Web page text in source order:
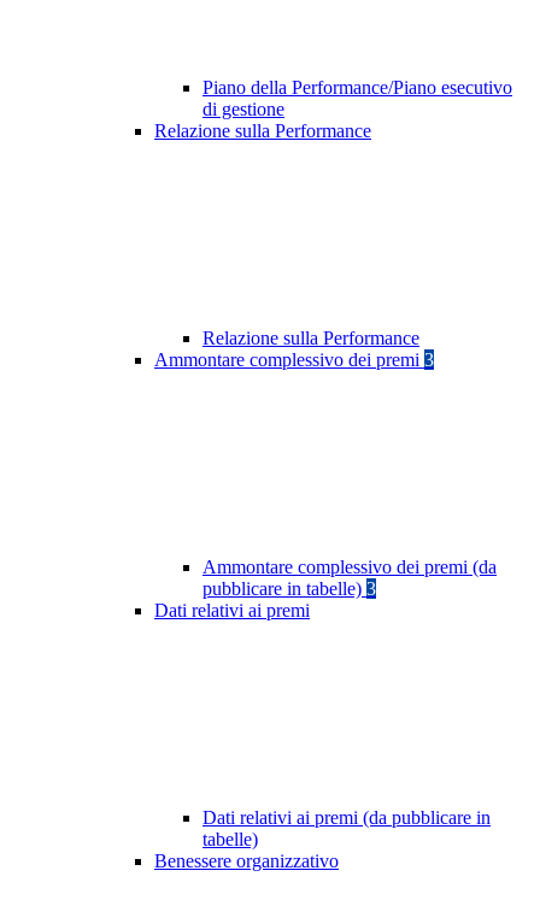
Piano della Performance/Piano esecutivo
di gestione
Relazione sulla Performance
Relazione sulla Performance
Ammontare complessivo dei premi 3
Ammontare complessivo dei premi (da
pubblicare in tabelle) 3
Dati relativi ai premi
Dati relativi ai premi (da pubblicare in
tabelle)
Benessere organizzativo